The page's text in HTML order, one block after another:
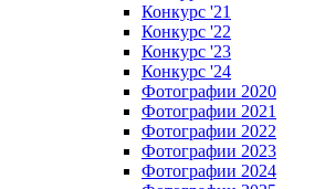
Конкурс '21
Конкурс '22
Конкурс '23
Конкурс '24
Фотографии 2020
Фотографии 2021
Фотографии 2022
Фотографии 2023
Фотографии 2024